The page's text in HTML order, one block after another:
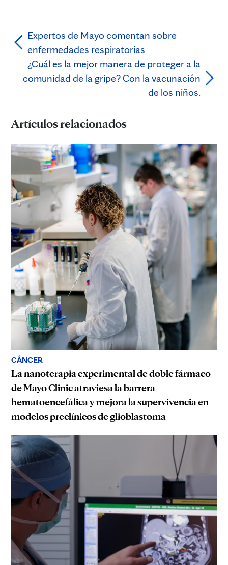
Expertos de Mayo comentan sobre
enfermedades respiratorias
¿Cuál es la mejor manera de proteger a la
comunidad de la gripe? Con la vacunación
de los niños.
Artículos relacionados
CÁNCER
La nanoterapia experimental de doble fármaco
de Mayo Clinic atraviesa la barrera
hematoencefálica y mejora la supervivencia en
modelos preclínicos de glioblastoma